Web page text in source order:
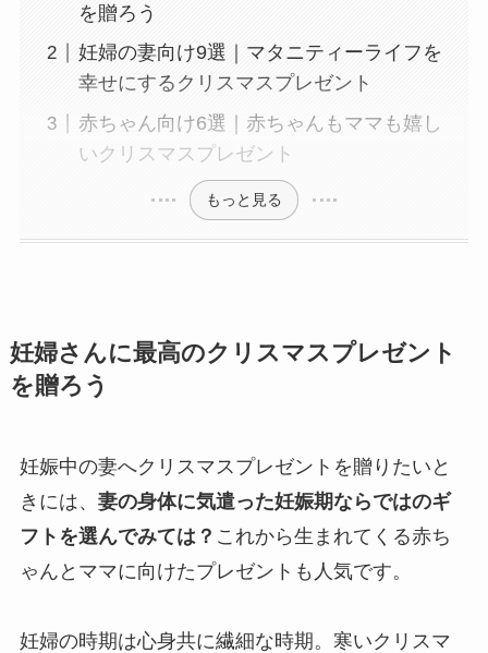
を贈ろう
妊婦の妻向け9選｜マタニティーライフを
幸せにするクリスマスプレゼント
赤ちゃん向け6選｜赤ちゃんもママも嬉し
いクリスマスプレゼント
もっと見る
妊婦さんに最高のクリスマスプレゼント
を贈ろう
妊娠中の妻へクリスマスプレゼントを贈りたいと
きには、 妻の身体に気遣った妊娠期ならではのギ
フトを選んでみては？ これから生まれてくる赤ち
ゃんとママに向けたプレゼントも人気です。
妊婦の時期は心身共に繊細な時期。寒いクリスマ